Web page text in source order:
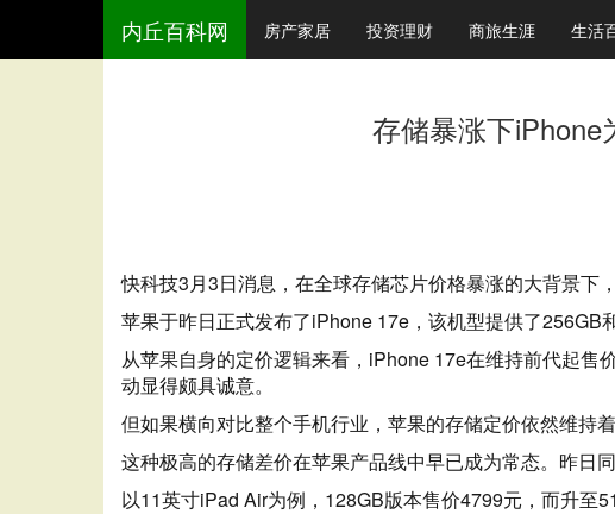
内丘百科网 房产家居 投资理财 商旅生涯 生活
存储暴涨下
快科技3月3日消息，在全球存储芯片价格暴涨的大背景下
苹果于昨日正式发布了iPhone 17e，该机型提供了256GB
从苹果自身的定价逻辑来看，iPhone 17e在维持前代起
动显得颇具诚意。
但如果横向对比整个手机行业，苹果的存储定价依然维持
这种极高的存储差价在苹果产品线中早已成为常态。昨日
以11英寸iPad Air为例，128GB版本售价4799元，而升至